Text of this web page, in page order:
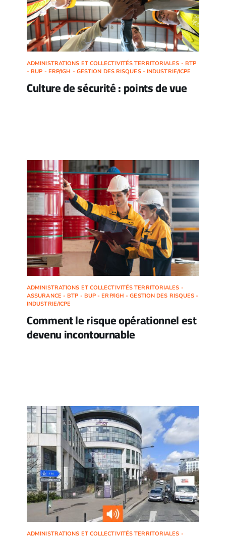
ADMINISTRATIONS ET COLLECTIVITÉS TERRITORIALES - BTP
- BUP - ERP/IGH - GESTION DES RISQUES - INDUSTRIE/ICPE
Culture de sécurité : points de vue
ADMINISTRATIONS ET COLLECTIVITÉS TERRITORIALES -
ASSURANCE - BTP - BUP - ERP/IGH - GESTION DES RISQUES -
INDUSTRIE/ICPE
Comment le risque opérationnel est
devenu incontournable
ADMINISTRATIONS ET COLLECTIVITÉS TERRITORIALES -